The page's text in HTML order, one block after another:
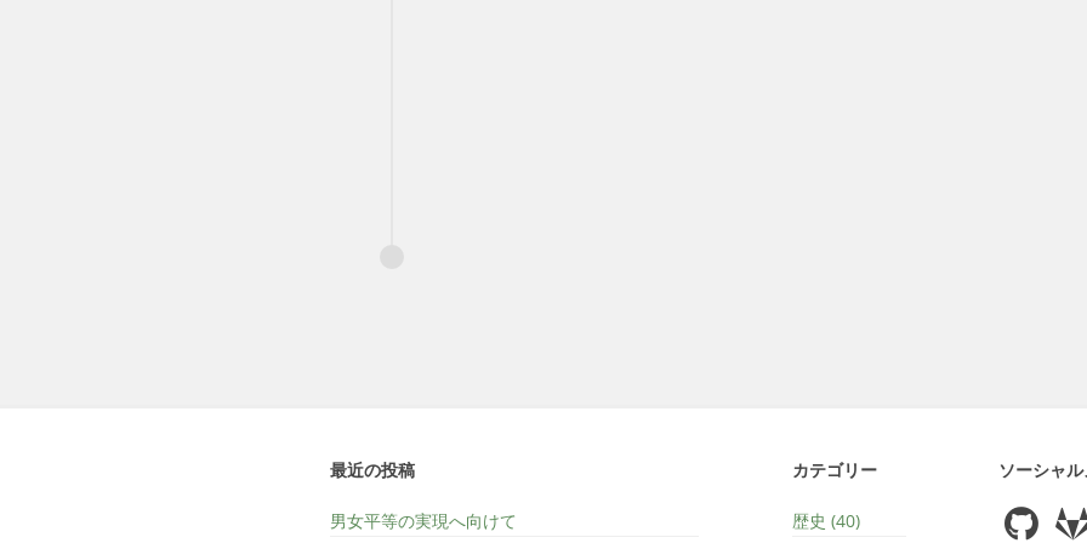
最近の投稿
男女平等の実現へ向けて
カテゴリー
歴史 (40)
ソーシャ